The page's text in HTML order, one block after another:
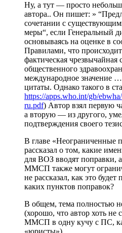
Ну, а тут — просто
автора.. Он пишет: »
сочетании с
меры“, если Генеральный
основываясь на оценке в
Правилами, что
фактическая чрезвычайная
общественного
международное значение
цитаты. Однако такого в
https://apps.who.int/gb/
ru.pdf) Автор взял первую
а вторую — из другого,
подтверждения своего
В главе «Неограниченные
рассказал о том, какие
для ВОЗ вводят поправки,
ММСП также могут
не рассказал, как это
каких пунктов поправок?
В общем, тема полностью
(хорошо, что автор хоть не
ММСП в одну кучу с ПС,